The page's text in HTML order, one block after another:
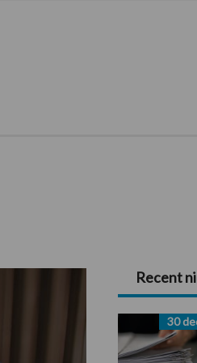
Primaire
Sidebar
Recent
30